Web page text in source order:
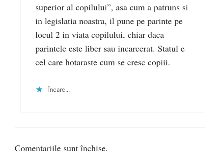
superior al copilului”, asa cum a patruns si
in legislatia noastra, il pune pe parinte pe
locul 2 in viata copilului, chiar daca
parintele este liber sau incarcerat. Statul e
cel care hotaraste cum se cresc copiii.
Încarc...
Comentariile sunt închise.